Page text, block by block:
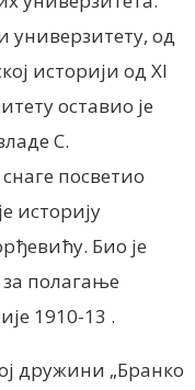
од
историји од XI
оставио је
С.
посветио
историју
Био је
полагање
1910-13 .
дружини „Бранко